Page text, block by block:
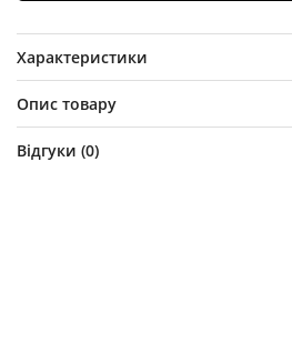
Характеристики
Опис товару
Відгуки (0)